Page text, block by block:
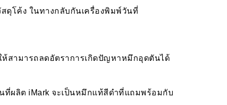
ดุโค้ง ในทางกลับกันเครื่องพิมพ์วันที่
ห้สามารถลดอัตราการเกิดปัญหาหมึกอุดตันได้
ผลิต iMark จะเป็นหมึกแท้สีดำที่แถมพร้อมกับ